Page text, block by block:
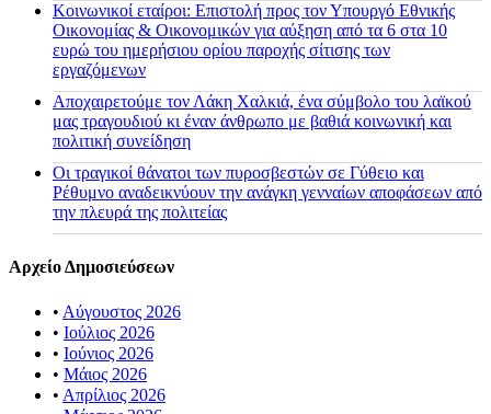
Κοινωνικοί εταίροι: Επιστολή προς τον Υπουργό Εθνικής
Οικονομίας & Οικονομικών για αύξηση από τα 6 στα 10
ευρώ του ημερήσιου ορίου παροχής σίτισης των
εργαζόμενων
Αποχαιρετούμε τον Λάκη Χαλκιά, ένα σύμβολο του λαϊκού
μας τραγουδιού κι έναν άνθρωπο με βαθιά κοινωνική και
πολιτική συνείδηση
Οι τραγικοί θάνατοι των πυροσβεστών σε Γύθειο και
Ρέθυμνο αναδεικνύουν την ανάγκη γενναίων αποφάσεων από
την πλευρά της πολιτείας
Αρχείο Δημοσιεύσεων
• Αύγουστος 2026
• Ιούλιος 2026
• Ιούνιος 2026
• Μάιος 2026
• Απρίλιος 2026